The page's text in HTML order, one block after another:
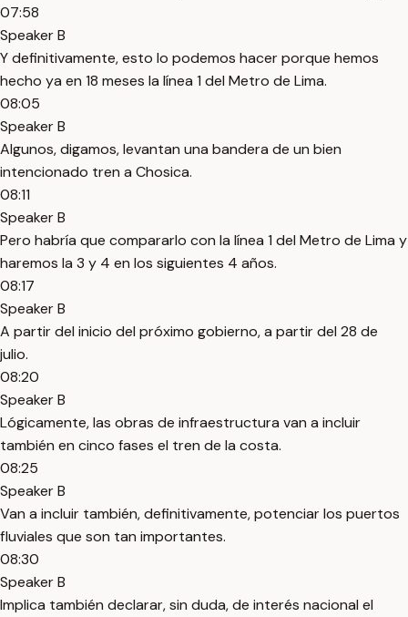
07:58
Speaker B
Y definitivamente, esto lo podemos hacer porque hemos
hecho ya en 18 meses la línea 1 del Metro de Lima.
08:05
Speaker B
Algunos, digamos, levantan una bandera de un bien
intencionado tren a Chosica.
08:11
Speaker B
Pero habría que compararlo con la línea 1 del Metro de Lima y
haremos la 3 y 4 en los siguientes 4 años.
08:17
Speaker B
A partir del inicio del próximo gobierno, a partir del 28 de
julio.
08:20
Speaker B
Lógicamente, las obras de infraestructura van a incluir
también en cinco fases el tren de la costa.
08:25
Speaker B
Van a incluir también, definitivamente, potenciar los puertos
fluviales que son tan importantes.
08:30
Speaker B
Implica también declarar, sin duda, de interés nacional el